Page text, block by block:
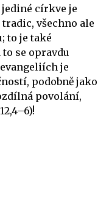
církve je
všechno ale
to je také
se opravdu
je
podobně jako
povolání,